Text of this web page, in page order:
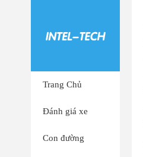
Trang Chủ
Đánh giá xe
Con đường